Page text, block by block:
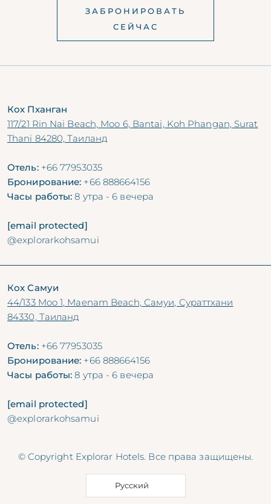
ЗАБРОНИРОВАТЬ
СЕЙЧАС
Кох Пханган
117/21 Rin Nai Beach, Moo 6, Bantai, Koh Phangan, Surat
Thani 84280, Таиланд
Отель: +66 77953035
Бронирование: +66 888664156
Часы работы: 8 утра - 6 вечера
[email protected]
@explorarkohsamui
Кох Самуи
44/133 Moo 1, Maenam Beach, Самуи, Сураттхани
84330, Таиланд
Отель: +66 77953035
Бронирование: +66 888664156
Часы работы: 8 утра - 6 вечера
[email protected]
@explorarkohsamui
© Copyright Explorar Hotels. Все права защищены.
Русский